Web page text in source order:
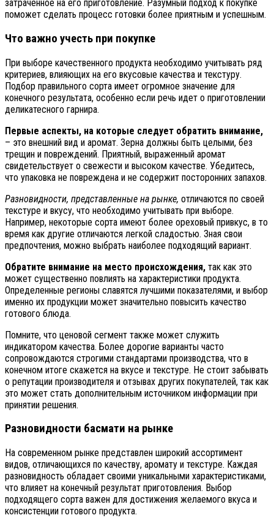
затраченное на его приготовление. Разумный подход к покупке
поможет сделать процесс готовки более приятным и успешным.
Что важно учесть при покупке
При выборе качественного продукта необходимо учитывать ряд
критериев, влияющих на его вкусовые качества и текстуру.
Подбор правильного сорта имеет огромное значение для
конечного результата, особенно если речь идет о приготовлении
деликатесного гарнира.
Первые аспекты, на которые следует обратить внимание,
– это внешний вид и аромат. Зерна должны быть целыми, без
трещин и повреждений. Приятный, выраженный аромат
свидетельствует о свежести и высоком качестве. Убедитесь,
что упаковка не повреждена и не содержит посторонних запахов.
Разновидности, представленные на рынке, отличаются по своей
текстуре и вкусу, что необходимо учитывать при выборе.
Например, некоторые сорта имеют более ореховый привкус, в то
время как другие отличаются легкой сладостью. Зная свои
предпочтения, можно выбрать наиболее подходящий вариант.
Обратите внимание на место происхождения, так как это
может существенно повлиять на характеристики продукта.
Определенные регионы славятся лучшими показателями, и выбор
именно их продукции может значительно повысить качество
готового блюда.
Помните, что ценовой сегмент также может служить
индикатором качества. Более дорогие варианты часто
сопровождаются строгими стандартами производства, что в
конечном итоге скажется на вкусе и текстуре. Не стоит забывать
о репутации производителя и отзывах других покупателей, так как
это может стать дополнительным источником информации при
принятии решения.
Разновидности басмати на рынке
На современном рынке представлен широкий ассортимент
видов, отличающихся по качеству, аромату и текстуре. Каждая
разновидность обладает своими уникальными характеристиками,
что влияет на конечный результат приготовления. Выбор
подходящего сорта важен для достижения желаемого вкуса и
консистенции готового продукта.